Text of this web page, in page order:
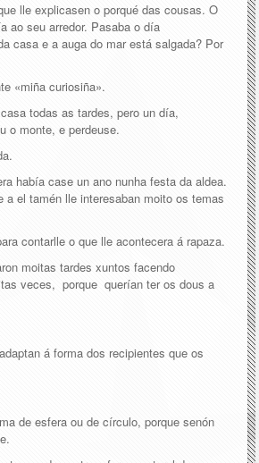
lle explicasen o porqué das cousas. O
ao seu arredor. Pasaba o día
casa e a auga do mar está salgada? Por
«miña curiosiña».
todas as tardes, pero un día,
o monte, e perdeuse.
había case un ano nunha festa da aldea.
a el tamén lle interesaban moito os temas
contarlle o que lle acontecera á rapaza.
moitas tardes xuntos facendo
veces, porque querían ter os dous a
á forma dos recipientes que os
de esfera ou de círculo, porque senón